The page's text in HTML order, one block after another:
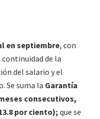
en septiembre, con
continuidad de la
del salario y el
Se suma la Garantía
consecutivos,
por ciento); que se